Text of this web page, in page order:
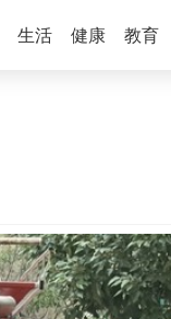
生活 健康 教育